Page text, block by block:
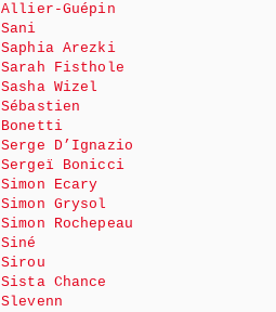
Allier-Guépin
Sani
Saphia Arezki
Sarah Fisthole
Sasha Wizel
Sébastien
Bonetti
Serge D’Ignazio
Sergeï Bonicci
Simon Ecary
Simon Grysol
Simon Rochepeau
Siné
Sirou
Sista Chance
Slevenn